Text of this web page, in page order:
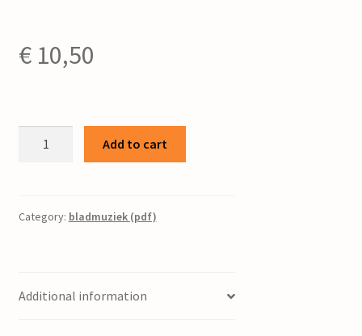
€10,50
cantate
soli
Add to cart
Category: bladmuziek (pdf)
Additional information